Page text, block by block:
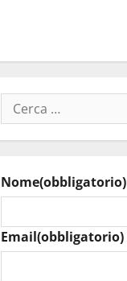
Ricerca
per:
Nome(obbligatorio)
Email(obbligatorio)